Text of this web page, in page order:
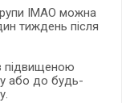
ІМАО можна
тиждень після
підвищеною
або до будь-